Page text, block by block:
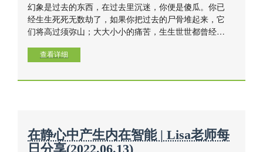
幻象是过去的东西，在过去里沉迷，你便是傻瓜。你已
经生生死死无数劫了，如果你把过去的尸骨堆起来，它
们将高过须弥山；大大小小的痛苦，生生世世都曾经
感到厌倦，失望！不再因出生而欢愉了，行者的心将直
查看详细
在静心中产生内在智能 | Lisa老师每
日分享(2022.06.13)